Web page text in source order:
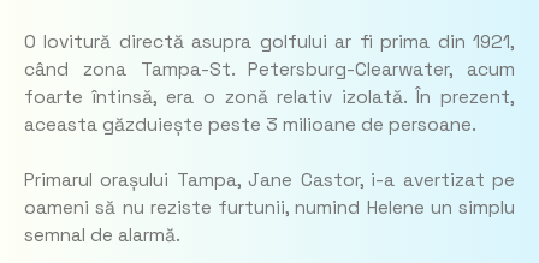
O lovitură directă asupra golfului ar fi prima din 1921,
când zona Tampa-St. Petersburg-Clearwater, acum
foarte întinsă, era o zonă relativ izolată. În prezent,
aceasta găzduiește peste 3 milioane de persoane.
Primarul orașului Tampa, Jane Castor, i-a avertizat pe
oameni să nu reziste furtunii, numind Helene un simplu
semnal de alarmă.